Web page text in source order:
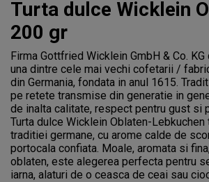
Turta dulce Wicklein
200 gr
Firma Gottfried Wicklein GmbH & Co.
una dintre cele mai vechi cofetarii /
din Germania, fondata in anul 1615.
pe retete transmise din generatie in
de inalta calitate, respect pentru gust si
Turta dulce Wicklein Oblaten-Lebkuchen
traditiei germane, cu arome calde de
portocala confiata. Moale, aromata si
oblaten, este alegerea perfecta pentru
iarna, alaturi de o ceasca de ceai sau